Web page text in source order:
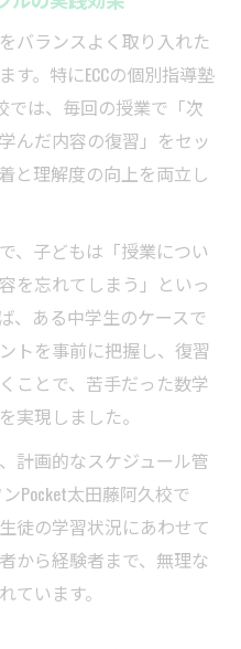
バランスよく取り入れた
。特にECCの個別指導塾
では、毎回の授業で「次
んだ内容の復習」をセッ
と理解度の向上を両立し
、子どもは「授業につい
を忘れてしまう」といっ
、ある中学生のケースで
トを事前に把握し、復習
ことで、苦手だった数学
実現しました。
計画的なスケジュール管
Pocket太田藤阿久校で
徒の学習状況にあわせて
から経験者まで、無理な
ています。